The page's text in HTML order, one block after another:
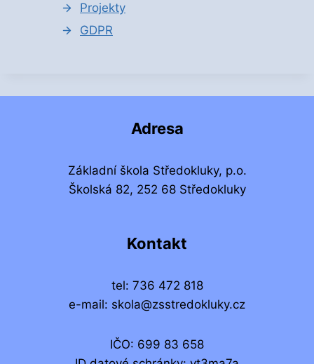
Projekty
GDPR
Adresa
Základní škola Středokluky, p.o.
Školská 82, 252 68 Středokluky
Kontakt
tel: 736 472 818
e-mail: skola@zsstredokluky.cz
IČO: 699 83 658